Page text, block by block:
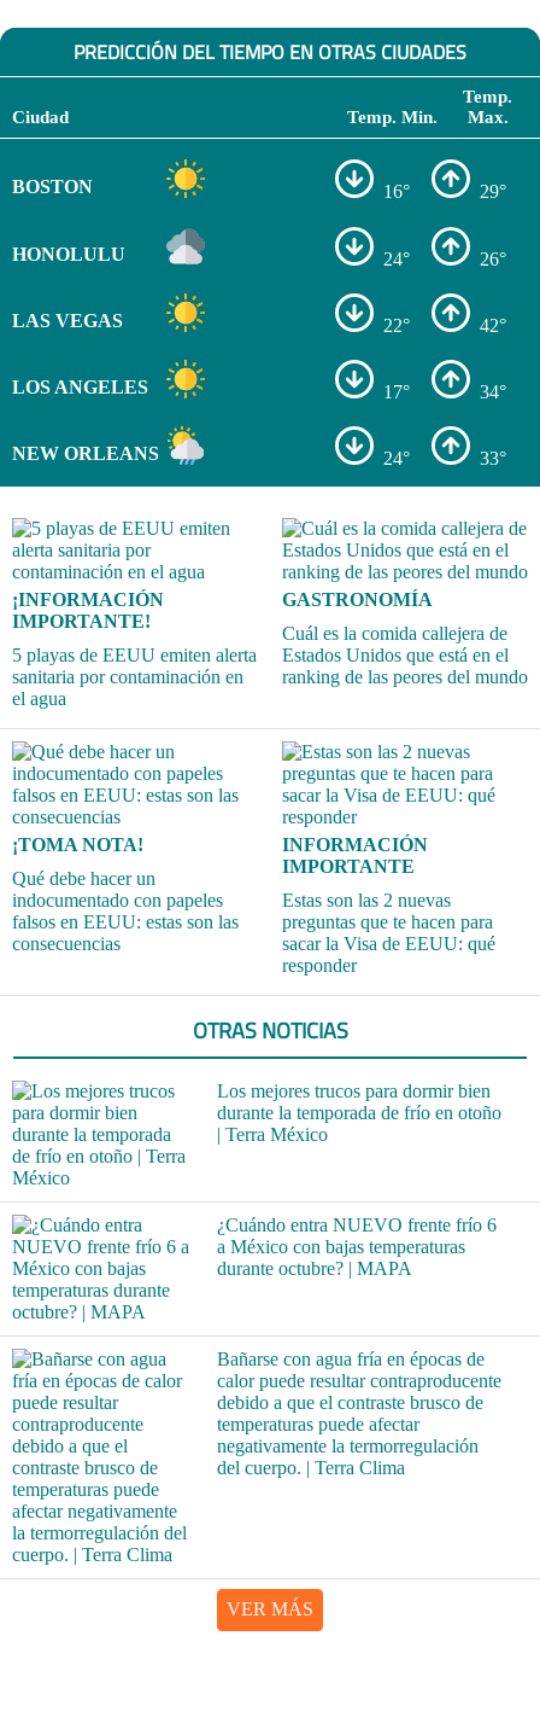
PREDICCIÓN DEL TIEMPO EN OTRAS CIUDADES
Ciudad Temp. Min.
Temp.
Max.
BOSTON 16° 29°
HONOLULU 24° 26°
LAS VEGAS 22° 42°
LOS ANGELES 17° 34°
NEW ORLEANS 24° 33°
¡INFORMACIÓN
IMPORTANTE!
5 playas de EEUU emiten alerta
sanitaria por contaminación en
el agua
GASTRONOMÍA
Cuál es la comida callejera de
Estados Unidos que está en el
ranking de las peores del mundo
¡TOMA NOTA!
Qué debe hacer un
indocumentado con papeles
falsos en EEUU: estas son las
consecuencias
INFORMACIÓN
IMPORTANTE
Estas son las 2 nuevas
preguntas que te hacen para
sacar la Visa de EEUU: qué
responder
OTRAS NOTICIAS
Los mejores trucos para dormir bien
durante la temporada de frío en otoño
| Terra México
¿Cuándo entra NUEVO frente frío 6
a México con bajas temperaturas
durante octubre? | MAPA
Bañarse con agua fría en épocas de
calor puede resultar contraproducente
debido a que el contraste brusco de
temperaturas puede afectar
negativamente la termorregulación
del cuerpo. | Terra Clima
VER MÁS